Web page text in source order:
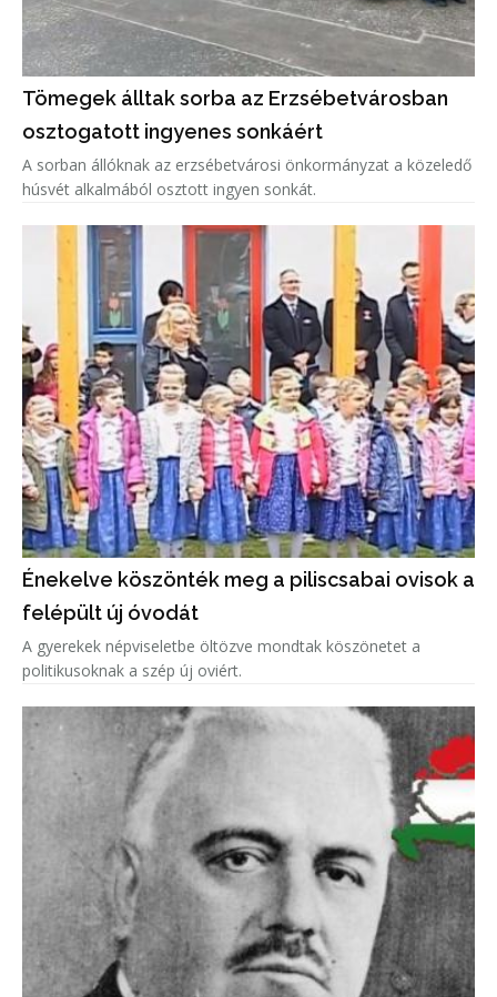
Tömegek álltak sorba az Erzsébetvárosban
osztogatott ingyenes sonkáért
A sorban állóknak az erzsébetvárosi önkormányzat a közeledő
húsvét alkalmából osztott ingyen sonkát.
Énekelve köszönték meg a piliscsabai ovisok a
felépült új óvodát
A gyerekek népviseletbe öltözve mondtak köszönetet a
politikusoknak a szép új oviért.